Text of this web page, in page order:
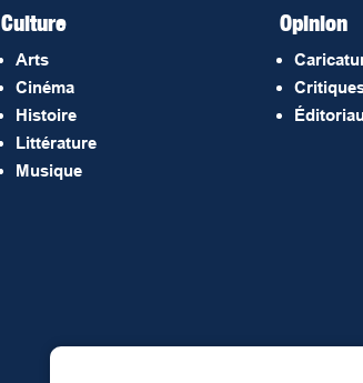
Culture
Arts
Cinéma
Histoire
Littérature
Musique
Opinion